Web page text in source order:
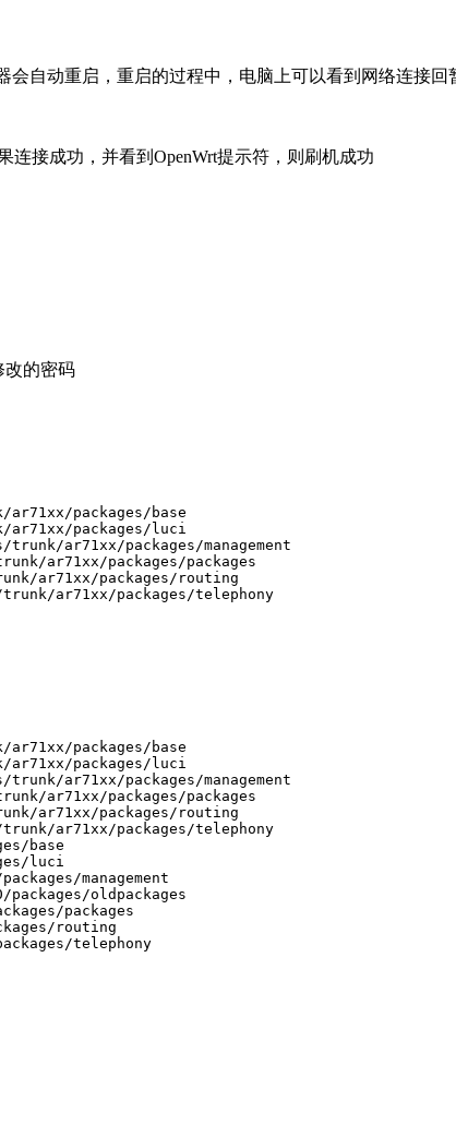
自动重启，重启的过程中，电脑上可以看到网络连接回
连接成功，并看到OpenWrt提示符，则刷机成功
改的密码
packages/base
ar71xx/packages/luci
ar71xx/packages/management
ar71xx/packages/packages
ar71xx/packages/routing
packages/base
ar71xx/packages/luci
ar71xx/packages/management
ar71xx/packages/packages
ar71xx/packages/routing
ar71xx/packages/telephony
base
luci
management
oldpackages
packages
routing